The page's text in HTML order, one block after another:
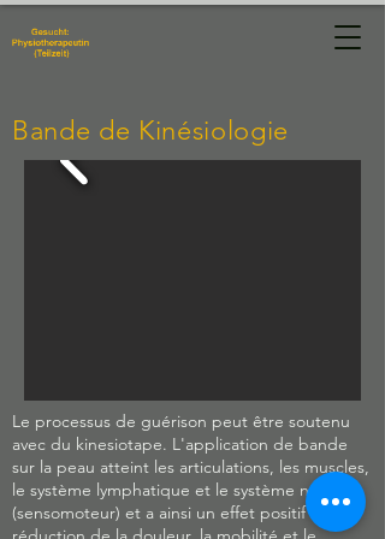
Bande de Kinésiologie
Le processus de guérison peut être soutenu
avec du kinesiotape. L'application de bande
sur la peau atteint les articulations, les muscles,
le système lymphatique et le système nerveux
(sensomoteur) et a ainsi un effet positif sur la